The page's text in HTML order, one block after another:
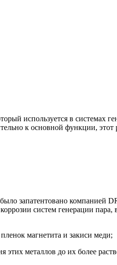
используется в системах
к основной функции,
запатентовано компанией
систем генерации
магнетита и закиси меди;
металлов до их более